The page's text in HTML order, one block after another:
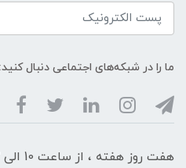
ما را در شبکه‌های اجتماعی دنبال کنید: